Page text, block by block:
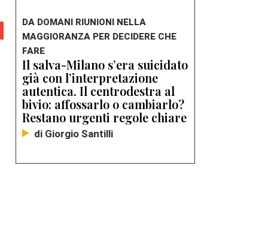
DA DOMANI RIUNIONI NELLA
MAGGIORANZA PER DECIDERE CHE
FARE
Il salva-Milano s’era suicidato
già con l’interpretazione
autentica. Il centrodestra al
bivio: affossarlo o cambiarlo?
Restano urgenti regole chiare
di Giorgio Santilli